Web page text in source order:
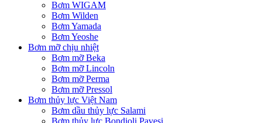
Bơm WIGAM
Bơm Wilden
Bơm Yamada
Bơm Yeoshe
Bơm mỡ chịu nhiệt
Bơm mỡ Beka
Bơm mỡ Lincoln
Bơm mỡ Perma
Bơm mỡ Pressol
Bơm thủy lực Việt Nam
Bơm dầu thủy lực Salami
Bơm thủy lực Bondioli Pavesi